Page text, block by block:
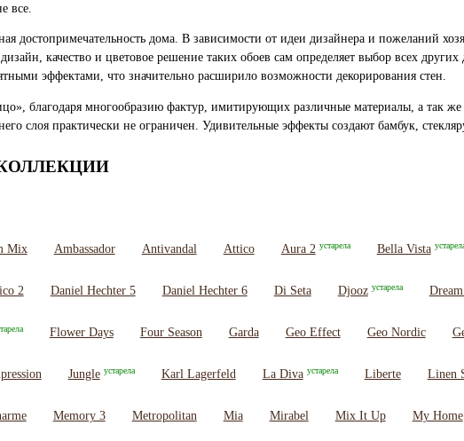
все.
достопримечательность дома. В зависимости от идеи дизайнера и пожеланий
качество и цветовое решение таких обоев сам определяет выбор всех
эффектами, что значительно расширило возможности декорирования стен.
благодаря многообразию фактур, имитирующих различные материалы, а так
слоя практически не ограничен. Удивительные эффекты создают бамбук,
Mix Ambassador Antivandal Attico Aura 2 устарела Bella Vista
2 Daniel Hechter 5 Daniel Hechter 6 Di Seta Djooz устарела
Flower Days Four Season Garda Geo Effect Geo Nordic
Jungle устарела Karl Lagerfeld La Diva устарела Liberte Linen
Memory 3 Metropolitan Mia Mirabel Mix It Up My Home